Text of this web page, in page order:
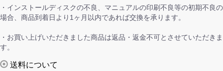
・インストールディスクの不良、マニュアルの印刷不良等の初期不良の
場合、商品到着日より1ヶ月以内であれば交換を承ります。
・お買い上げいただきました商品は返品・返金不可とさせていただきま
す。
送料について